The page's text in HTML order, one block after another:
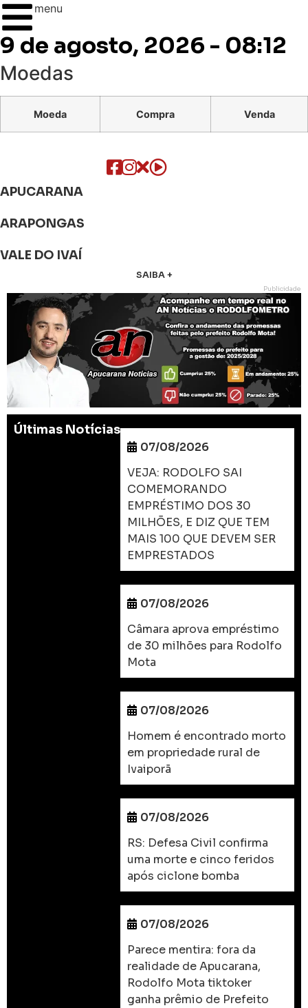
menu
9 de agosto, 2026 - 08:12
Moedas
Moeda Compra Venda
APUCARANA
ARAPONGAS
VALE DO IVAÍ
SAIBA +
Publicidade
Últimas Notícias
07/08/2026
VEJA: RODOLFO SAI
COMEMORANDO
EMPRÉSTIMO DOS 30
MILHÕES, E DIZ QUE TEM
MAIS 100 QUE DEVEM SER
EMPRESTADOS
07/08/2026
Câmara aprova empréstimo
de 30 milhões para Rodolfo
Mota
07/08/2026
Homem é encontrado morto
em propriedade rural de
Ivaiporã
07/08/2026
RS: Defesa Civil confirma
uma morte e cinco feridos
após ciclone bomba
07/08/2026
Parece mentira: fora da
realidade de Apucarana,
Rodolfo Mota tiktoker
ganha prêmio de Prefeito